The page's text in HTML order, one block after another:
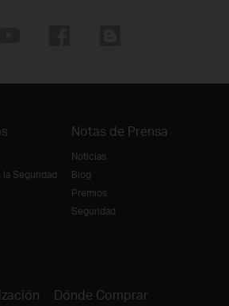
Seguridad
Notas de Prensa
Noticias
Blog
Premios
Seguridad
Dónde Comprar